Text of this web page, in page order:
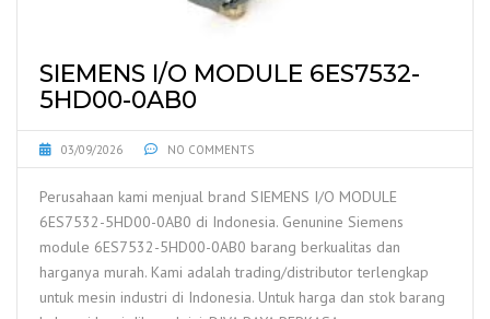
SIEMENS I/O MODULE 6ES7532-
5HD00-0AB0
03/09/2026 NO COMMENTS
Perusahaan kami menjual brand SIEMENS I/O MODULE
6ES7532-5HD00-0AB0 di Indonesia. Genunine Siemens
module 6ES7532-5HD00-0AB0 barang berkualitas dan
harganya murah. Kami adalah trading/distributor terlengkap
untuk mesin industri di Indonesia. Untuk harga dan stok barang